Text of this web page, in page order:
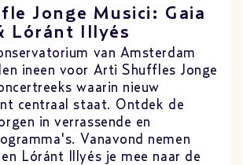
Jonge Musici: Gaia
Lóránt Illyés
van Amsterdam
ineen voor Arti Shuffles Jonge
waarin nieuw
centraal staat. Ontdek de
in verrassende en
Vanavond nemen
en Lóránt Illyés je mee naar de